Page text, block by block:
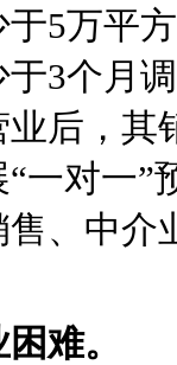
5万平
3个月
后，其
一对一
、中介
难。